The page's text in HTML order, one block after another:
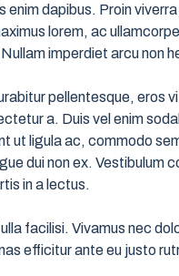
dapibus. Proin
lorem, ac
imperdiet arcu non
pellentesque,
a. Duis vel enim
ut ligula ac, commodo
dui non ex.
in a lectus.
facilisi. Vivamus nec
efficitur ante eu justo